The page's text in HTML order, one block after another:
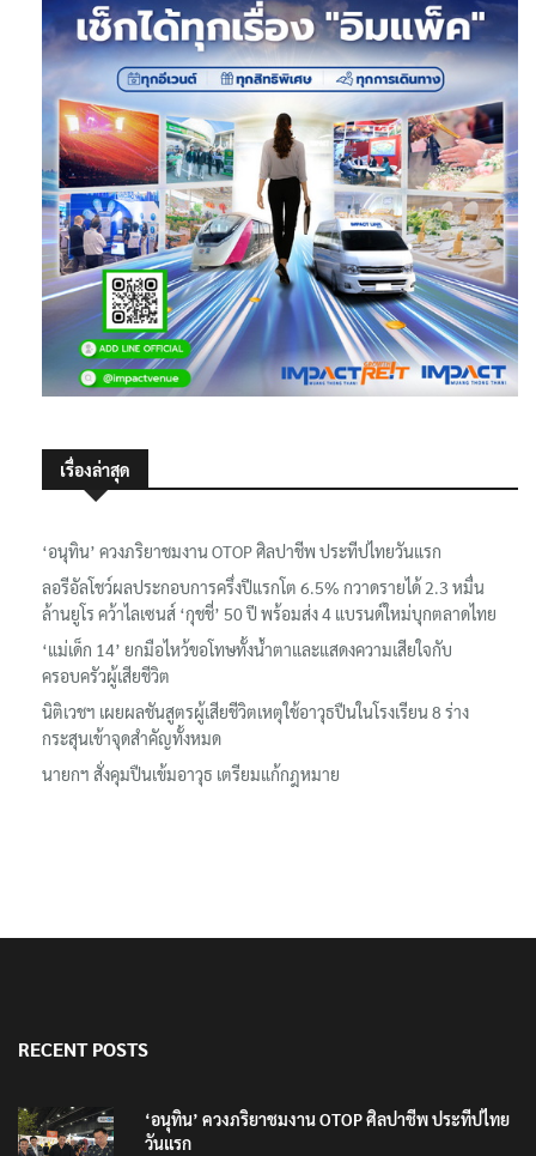
เรื่องล่าสุด
‘อนุทิน’ ควงภริยาชมงาน OTOP ศิลปาชีพ ประทีปไทยวันแรก
ลอรีอัลโชว์ผลประกอบการครึ่งปีแรกโต 6.5% กวาดรายได้ 2.3 หมื่น
ล้านยูโร คว้าไลเซนส์ ‘กุชชี่’ 50 ปี พร้อมส่ง 4 แบรนด์ใหม่บุกตลาดไทย
‘แม่เด็ก 14’ ยกมือไหว้ขอโทษทั้งน้ำตาและแสดงความเสียใจกับ
ครอบครัวผู้เสียชีวิต
นิติเวชฯ เผยผลชันสูตรผู้เสียชีวิตเหตุใช้อาวุธปืนในโรงเรียน 8 ร่าง
กระสุนเข้าจุดสำคัญทั้งหมด
นายกฯ สั่งคุมปืนเข้มอาวุธ เตรียมแก้กฎหมาย
RECENT POSTS
‘อนุทิน’ ควงภริยาชมงาน OTOP ศิลปาชีพ ประทีปไทย
วันแรก